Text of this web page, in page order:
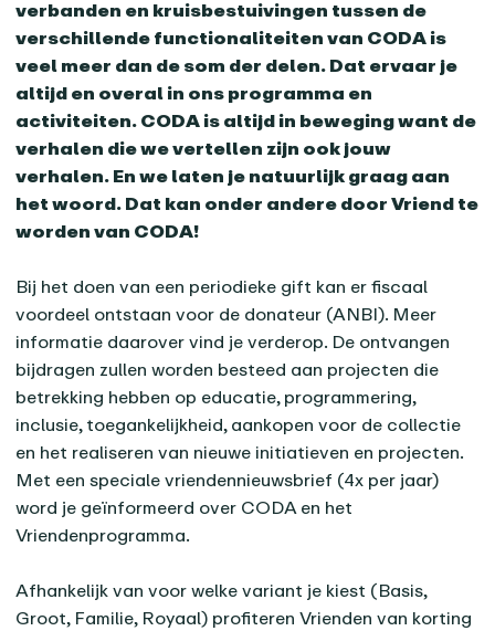
verbanden en kruisbestuivingen tussen de
verschillende functionaliteiten van CODA is
veel meer dan de som der delen. Dat ervaar je
altijd en overal in ons programma en
activiteiten. CODA is altijd in beweging want de
verhalen die we vertellen zijn ook jouw
verhalen. En we laten je natuurlijk graag aan
het woord. Dat kan onder andere door Vriend te
worden van CODA!
Bij het doen van een periodieke gift kan er fiscaal
voordeel ontstaan voor de donateur (ANBI). Meer
informatie daarover vind je verderop. De ontvangen
bijdragen zullen worden besteed aan projecten die
betrekking hebben op educatie, programmering,
inclusie, toegankelijkheid, aankopen voor de collectie
en het realiseren van nieuwe initiatieven en projecten.
Met een speciale vriendennieuwsbrief (4x per jaar)
word je geïnformeerd over CODA en het
Vriendenprogramma.
Afhankelijk van voor welke variant je kiest (Basis,
Groot, Familie, Royaal) profiteren Vrienden van korting